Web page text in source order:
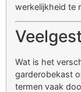
werkelijkheid te
Wat is het
garderobekast
termen vaak